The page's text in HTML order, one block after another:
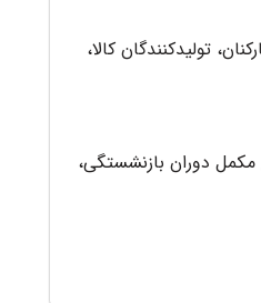
تولیدکنندگان کالا،
دوران بازنشستگی،